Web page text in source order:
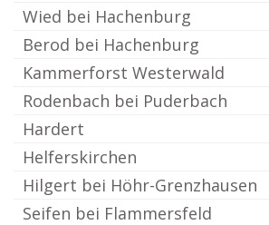
Wied bei Hachenburg
Berod bei Hachenburg
Kammerforst Westerwald
Rodenbach bei Puderbach
Hardert
Helferskirchen
Hilgert bei Höhr-Grenzhausen
Seifen bei Flammersfeld